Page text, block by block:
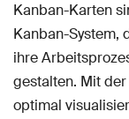
Kanban-Karten
Kanban-System,
ihre
gestalten. Mit
optimal